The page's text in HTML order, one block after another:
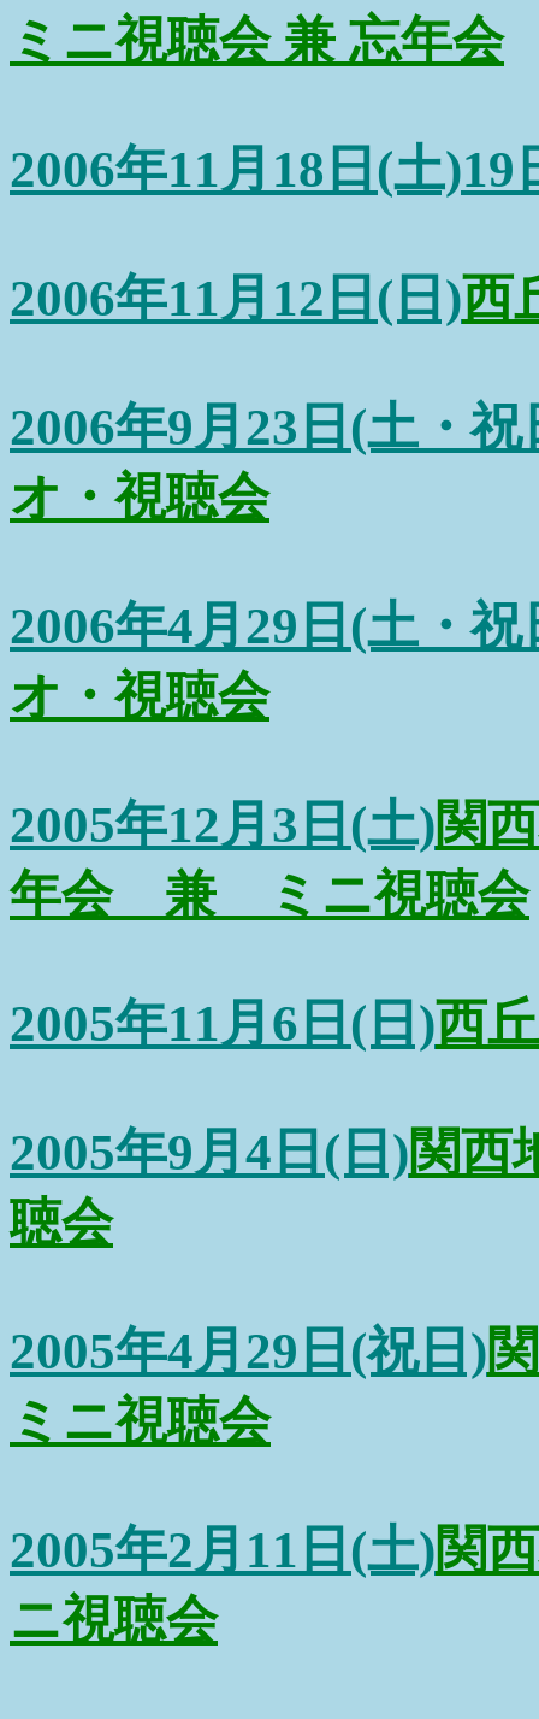
ミニ視聴会 兼 忘年会
2006年11月18日(土)19
2006年11月12日(日)西
2006年9月23日(土・祝
オ・視聴会
2006年4月29日(土・祝
オ・視聴会
2005年12月3日(土)関
年会 兼 ミニ視聴会
2005年11月6日(日)西
2005年9月4日(日)関西
聴会
2005年4月29日(祝日)
ミニ視聴会
2005年2月11日(土)関
ニ視聴会